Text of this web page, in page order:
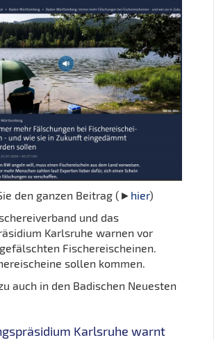
den ganzen Beitrag (► hier)
und das
Karlsruhe warnen vor
Fischereischeinen.
sollen kommen.
auch in den Badischen Neuesten
Karlsruhe warnt